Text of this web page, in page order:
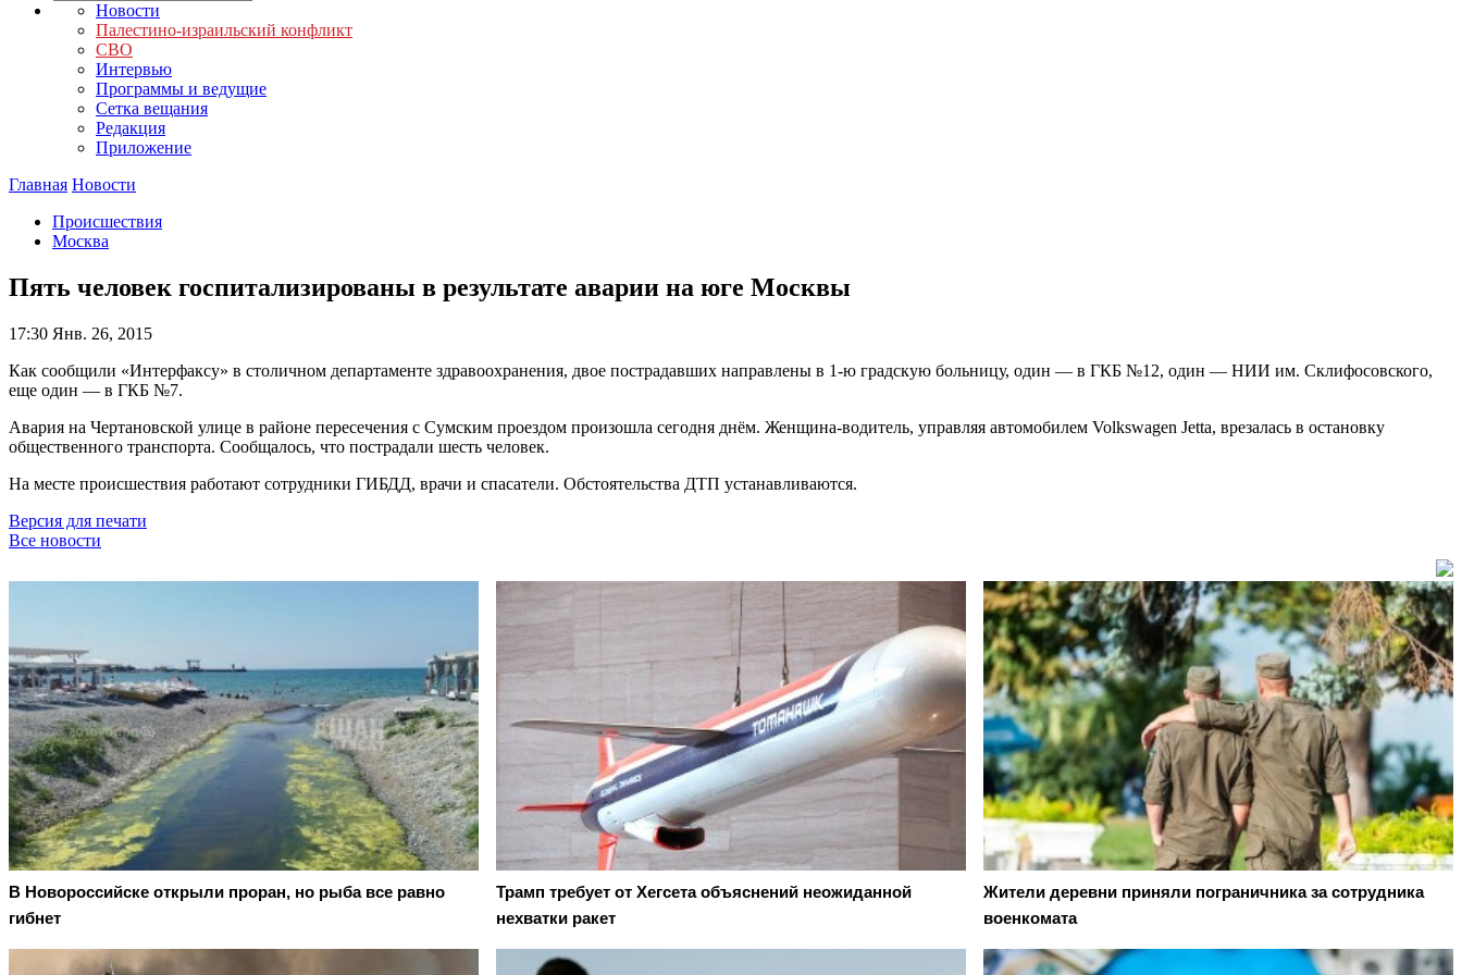
Новости
Палестино-израильский конфликт
СВО
Интервью
Программы и ведущие
Сетка вещания
Редакция
Приложение
Главная Новости
Происшествия
Москва
Пять человек госпитализированы в результате аварии на юге Москвы
17:30 Янв. 26, 2015
Как сообщили «Интерфаксу» в столичном департаменте здравоохранения, двое пострадавших направлены в 1-ю градскую больницу, один — в ГКБ №12, один — НИИ им. Склифосовского,
еще один — в ГКБ №7.
Авария на Чертановской улице в районе пересечения с Сумским проездом произошла сегодня днём. Женщина-водитель, управляя автомобилем Volkswagen Jetta, врезалась в остановку
общественного транспорта. Сообщалось, что пострадали шесть человек.
На месте происшествия работают сотрудники ГИБДД, врачи и спасатели. Обстоятельства ДТП устанавливаются.
Версия для печати
Все новости
В Новороссийске открыли проран, но рыба все равно
гибнет
Трамп требует от Хегсета объяснений неожиданной
нехватки ракет
Жители деревни приняли пограничника за сотрудника
военкомата